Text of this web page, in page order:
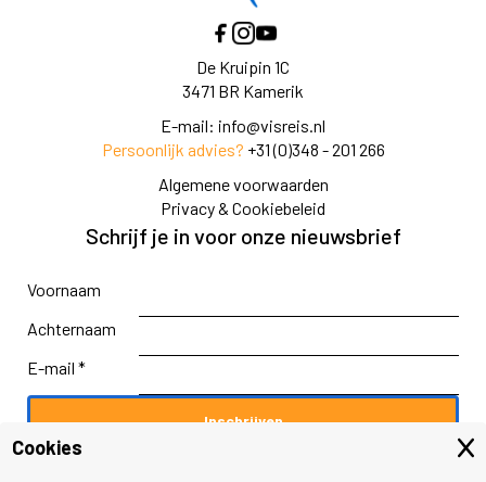
De Kruipin 1C
3471 BR Kamerik
E-mail: info@visreis.nl
Persoonlijk advies? +31 (0)348 - 201 266
Algemene voorwaarden
Privacy & Cookiebeleid
Schrijf je in voor onze nieuwsbrief
Voornaam
Achternaam
E-mail *
Cookies